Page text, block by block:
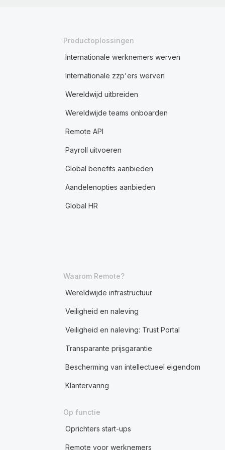
Productoplossingen
Internationale werknemers werven
Internationale zzp'ers werven
Wereldwijd uitbreiden
Wereldwijde teams onboarden
Remote API
Payroll uitvoeren
Global benefits aanbieden
Aandelenopties aanbieden
Global HR
Waarom Remote?
Wereldwijde infrastructuur
Veiligheid en naleving
Veiligheid en naleving: Trust Portal
Transparante prijsgarantie
Bescherming van intellectueel eigendom
Klantervaring
Op functie
Oprichters start-ups
Remote voor werknemers